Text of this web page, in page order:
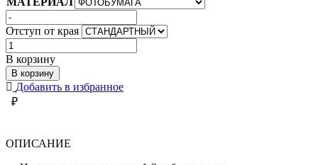
Отступ от края
Количество
товара
АБСТРАКЦИЯ
МИСКИ
В корзину
В корзину
Добавить в избранное
₽
ОПИСАНИЕ